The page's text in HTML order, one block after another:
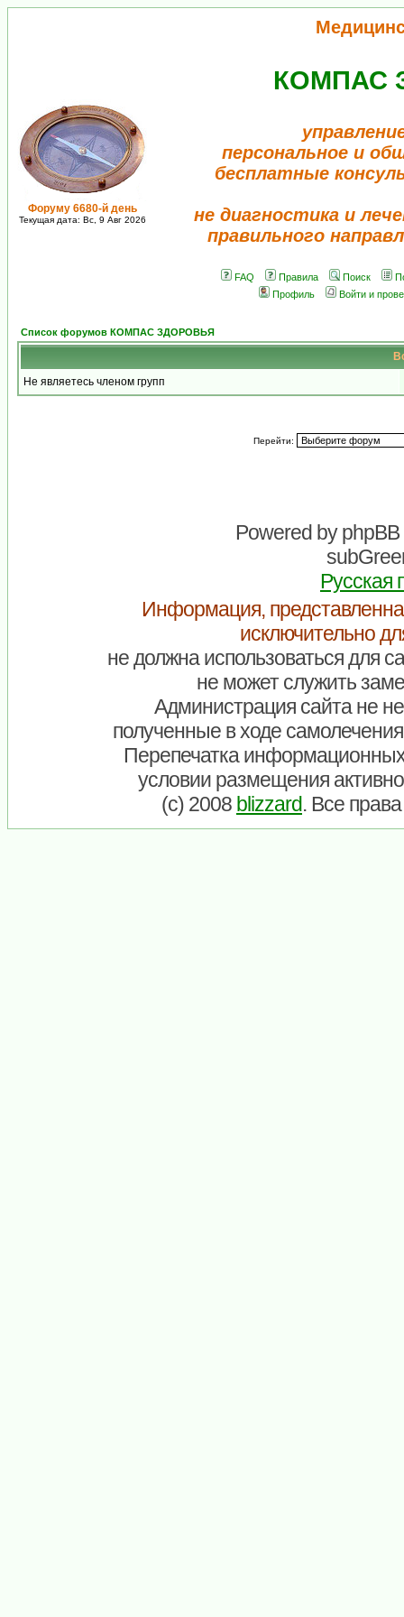
Форуму 6680-й день
Текущая дата: Вс, 9 Авг 2026
КОМПАС
персональное и
бесплатные
не диагностика и
правильного
FAQ Правила Поиск
Профиль
Войти и
Список форумов КОМПАС ЗДОРОВЬЯ
Не являетесь членом групп
Перейти:
Powered byphpBB
Русская
Информация,
исключительно
не должна использоваться для
не может служить
Администрация сайта не
полученные в ходе
Перепечатка
условии размещения
(c) 2008 blizzard. Все